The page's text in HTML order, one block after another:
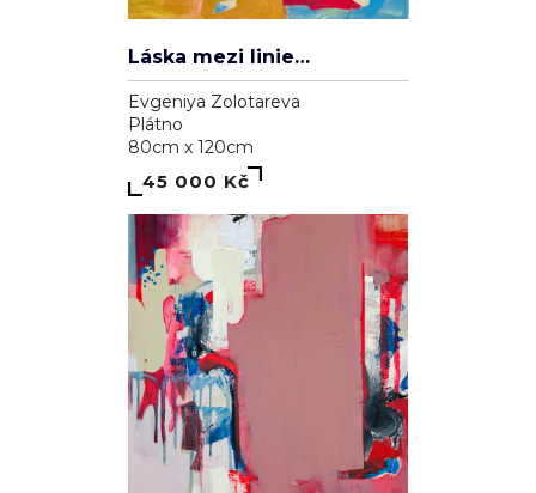
Láska mezi liniemi
Evgeniya Zolotareva
Plátno
80cm x 120cm
45 000 Kč